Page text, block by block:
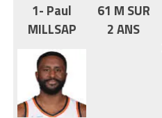
1- Paul
MILLSAP
61 M SUR
2 ANS